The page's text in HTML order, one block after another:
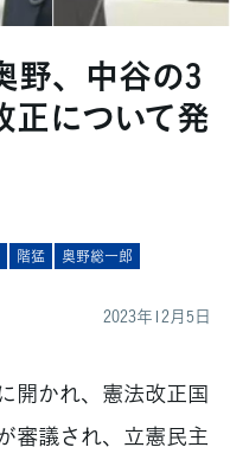
野、中谷の3
について発
階猛
奥野総一郎
2023年12月5日
開かれ、憲法改正国
審議され、立憲民主